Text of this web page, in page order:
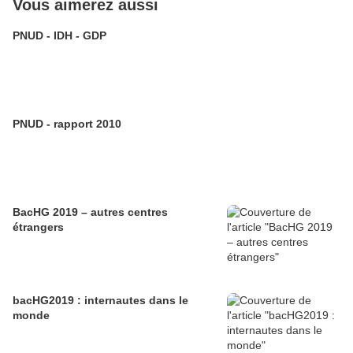
Vous aimerez aussi
PNUD - IDH - GDP
PNUD - rapport 2010
BacHG 2019 – autres centres
étrangers
bacHG2019 : internautes dans le
monde